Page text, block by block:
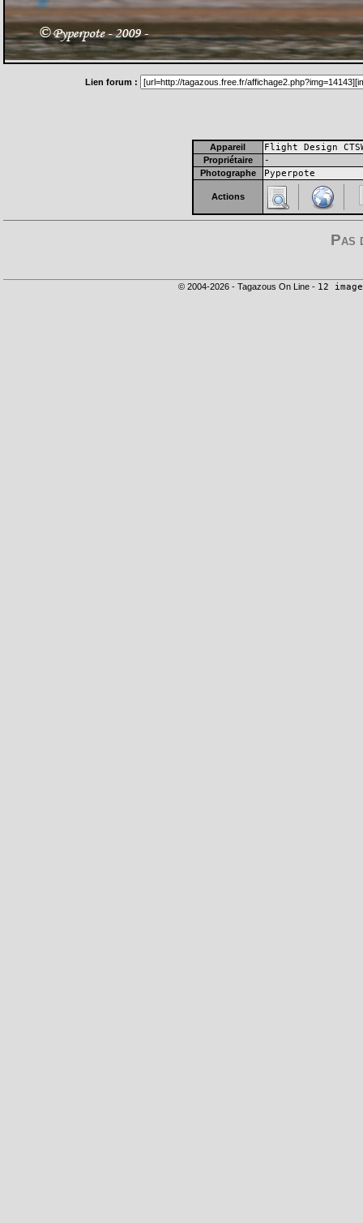
Lien forum :
Appareil Flight Design
Propriétaire -
Photographe Pyperpote
Actions
Pas
© 2004-2026 - Tagazous On Line - 12